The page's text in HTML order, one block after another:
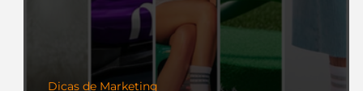
Dicas de Marketing